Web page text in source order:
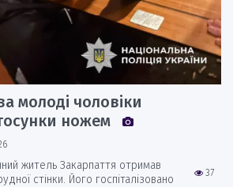
молоді чоловіки
ножем
37
житель Закарпаття отримав
стінки. Його госпіталізовано